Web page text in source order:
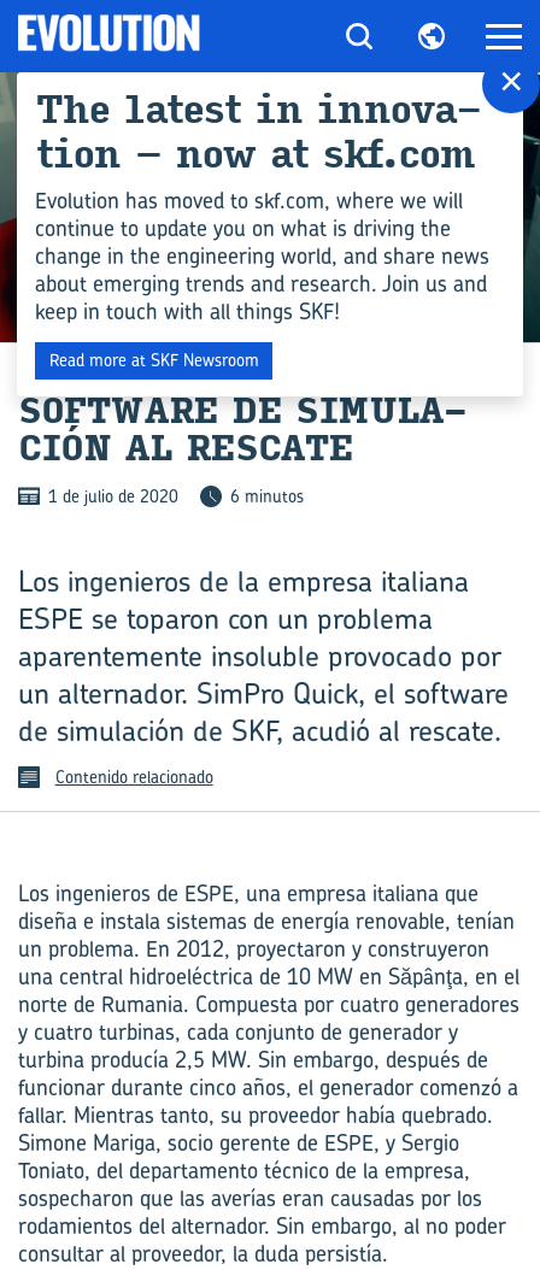
INDUSTRIA
SOFT­WA­RE DE SI­MU­LA­
CIÓN AL RES­CA­TE
1 de julio de 2020 6 minutos
Los ingenieros de la empresa italiana
ESPE se toparon con un problema
aparentemente insoluble provocado por
un alternador. SimPro Quick, el software
de simulación de SKF, acudió al rescate.
Contenido relacionado
Los ingenieros de ESPE, una empresa italiana que
diseña e instala sistemas de energía renovable, tenían
un problema. En 2012, proyectaron y construyeron
una central hidroeléctrica de 10 MW en Săpânţa, en el
norte de Rumania. Compuesta por cuatro generadores
y cuatro turbinas, cada conjunto de generador y
turbina producía 2,5 MW. Sin embargo, después de
funcionar durante cinco años, el generador comenzó a
fallar. Mientras tanto, su proveedor había quebrado.
Simone Mariga, socio gerente de ESPE, y Sergio
Toniato, del departamento técnico de la empresa,
sospecharon que las averías eran causadas por los
rodamientos del alternador. Sin embargo, al no poder
consultar al proveedor, la duda persistía.
×
The la­test in in­no­va­
tion – now at skf.com
Evolution has moved to skf.com, where we will
continue to update you on what is driving the
change in the engineering world, and share news
about emerging trends and research. Join us and
keep in touch with all things SKF!
Read more at SKF Newsroom